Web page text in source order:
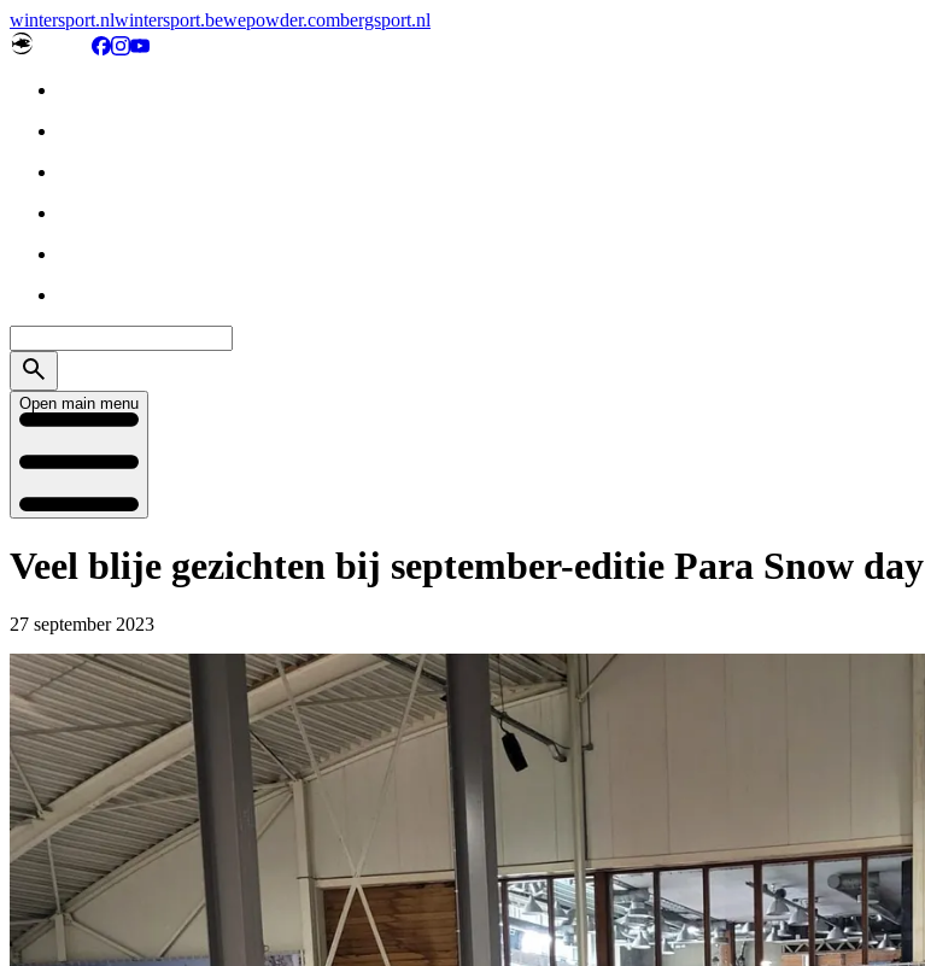
wintersport.nlwintersport.bewepowder.combergsport.nl
Open main menu
Veel blije gezichten bij september-editie Para Snow day
27 september 2023